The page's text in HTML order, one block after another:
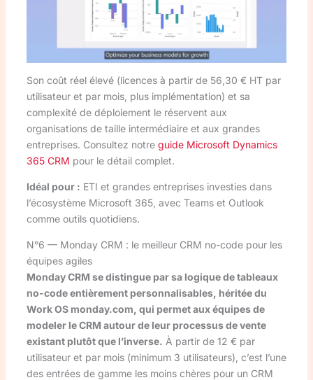
Son coût réel élevé (licences à partir de 56,30 € HT par
utilisateur et par mois, plus implémentation) et sa
complexité de déploiement le réservent aux
organisations de taille intermédiaire et aux grandes
entreprises. Consultez notre guide Microsoft Dynamics
365 CRM pour le détail complet.
Idéal pour : ETI et grandes entreprises investies dans
l’écosystème Microsoft 365, avec Teams et Outlook
comme outils quotidiens.
N°6 — Monday CRM : le meilleur CRM no-code pour les
équipes agiles
Monday CRM se distingue par sa logique de tableaux
no-code entièrement personnalisables, héritée du
Work OS monday.com, qui permet aux équipes de
modeler le CRM autour de leur processus de vente
existant plutôt que l’inverse. À partir de 12 € par
utilisateur et par mois (minimum 3 utilisateurs), c’est l’une
des entrées de gamme les moins chères pour un CRM